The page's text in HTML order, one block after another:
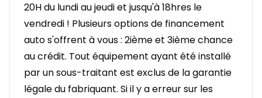
20H du lundi au jeudi et jusqu'à 18hres le
vendredi ! Plusieurs options de financement
auto s'offrent à vous : 2ième et 3ième chance
au crédit. Tout équipement ayant été installé
par un sous-traitant est exclus de la garantie
légale du fabriquant. Si il y a erreur sur les